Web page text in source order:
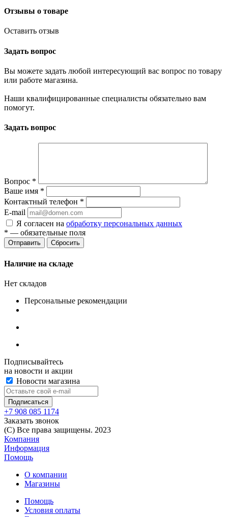
Отзывы о товаре
Оставить отзыв
Задать вопрос
Вы можете задать любой интересующий вас вопрос по товару
или работе магазина.
Наши квалифицированные специалисты обязательно вам
помогут.
Задать вопрос
Вопрос *
Ваше имя *
Контактный телефон *
E-mail
Я согласен на обработку персональных данных
* — обязательные поля
Сбросить
Наличие на складе
Нет складов
Персональные рекомендации
Подписывайтесь
на новости и акции
Новости магазина
+7 908 085 1174
Заказать звонок
(C) Все права защищены. 2023
Компания
Информация
Помощь
О компании
Магазины
Помощь
Условия оплаты